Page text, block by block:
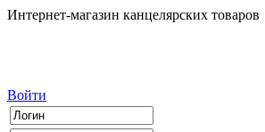
Интернет-магазин канцелярских товаров
Войти